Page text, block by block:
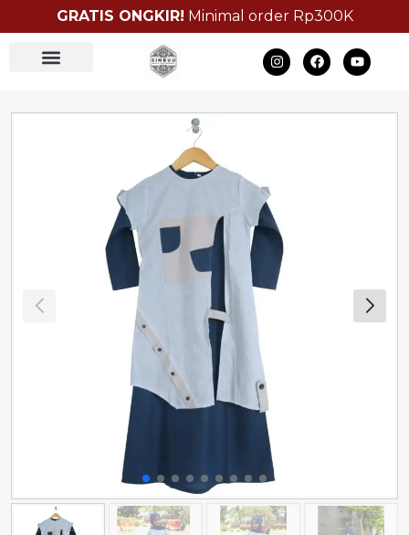
GRATIS ONGKIR! Minimal order Rp300K